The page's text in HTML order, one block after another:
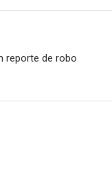
reporte de robo